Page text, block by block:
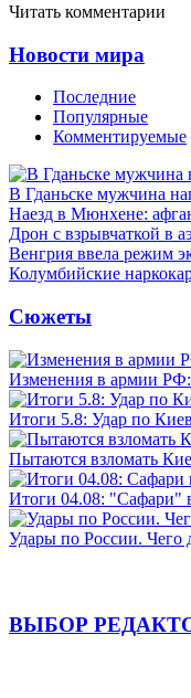
Читать комментарии
Новости мира
Последние
Популярные
Комментируемые
В Гданьске мужчина
Наезд в Мюнхене:
Дрон с взрывчаткой в
Венгрия ввела режим
Колумбийские
Сюжеты
Изменения в армии РФ:
Итоги 5.8: Удар по
Пытаются взломать
Итоги 04.08: "Сафари"
Удары по России. Чего
ВЫБОР